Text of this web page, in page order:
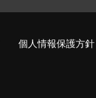
個人情報保護方針